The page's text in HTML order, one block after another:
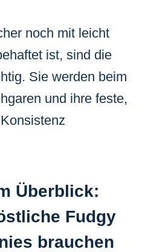
noch mit leicht
ist, sind die
Sie werden beim
und ihre feste,
Überblick:
Fudgy
brauchen